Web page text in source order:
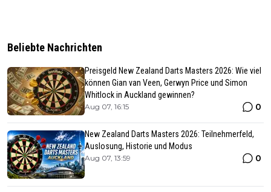
Beliebte Nachrichten
Preisgeld New Zealand Darts Masters 2026: Wie viel
können Gian van Veen, Gerwyn Price und Simon
Whitlock in Auckland gewinnen?
Aug 07, 16:15 0
New Zealand Darts Masters 2026: Teilnehmerfeld,
Auslosung, Historie und Modus
Aug 07, 13:59 0